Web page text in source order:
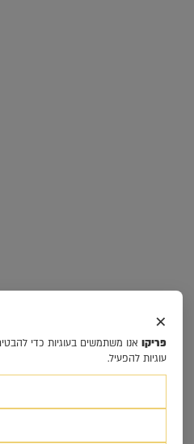
להבטיח את תפקוד האתר ולשפר את חוויית